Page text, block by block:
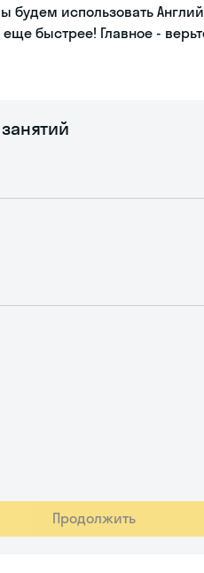
будем использовать
быстрее! Главное -
Продолжить